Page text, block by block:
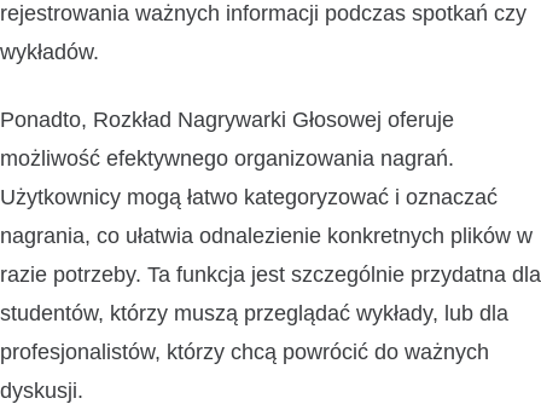
rejestrowania ważnych informacji podczas spotkań czy
wykładów.
Ponadto, Rozkład Nagrywarki Głosowej oferuje
możliwość efektywnego organizowania nagrań.
Użytkownicy mogą łatwo kategoryzować i oznaczać
nagrania, co ułatwia odnalezienie konkretnych plików w
razie potrzeby. Ta funkcja jest szczególnie przydatna dla
studentów, którzy muszą przeglądać wykłady, lub dla
profesjonalistów, którzy chcą powrócić do ważnych
dyskusji.